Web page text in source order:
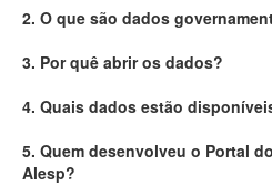
Administração
2. O que são dados
3. Por quê abrir os dados?
4. Quais dados estão
5. Quem desenvolveu o Portal
Alesp?